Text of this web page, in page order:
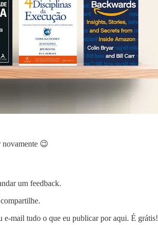
novamente 😉
um feedback.
e-mail tudo o que eu publicar por aqui. É grátis!